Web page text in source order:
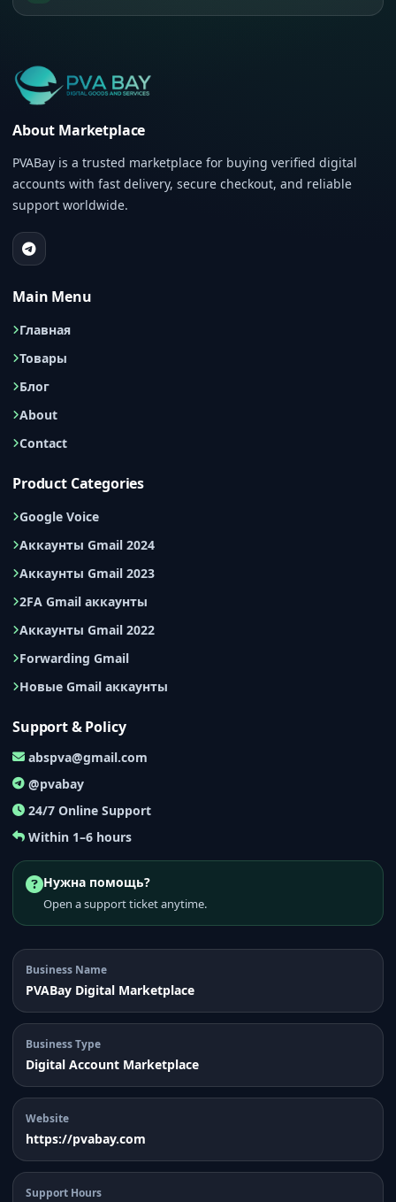
About Marketplace
PVABay is a trusted marketplace for buying verified digital
accounts with fast delivery, secure checkout, and reliable
support worldwide.
Main Menu
Главная
Товары
Блог
About
Contact
Product Categories
Google Voice
Аккаунты Gmail 2024
Аккаунты Gmail 2023
2FA Gmail аккаунты
Аккаунты Gmail 2022
Forwarding Gmail
Новые Gmail аккаунты
Support & Policy
abspva@gmail.com
@pvabay
24/7 Online Support
Within 1–6 hours
Нужна помощь?
Open a support ticket anytime.
Business Name
PVABay Digital Marketplace
Business Type
Digital Account Marketplace
Website
https://pvabay.com
Support Hours